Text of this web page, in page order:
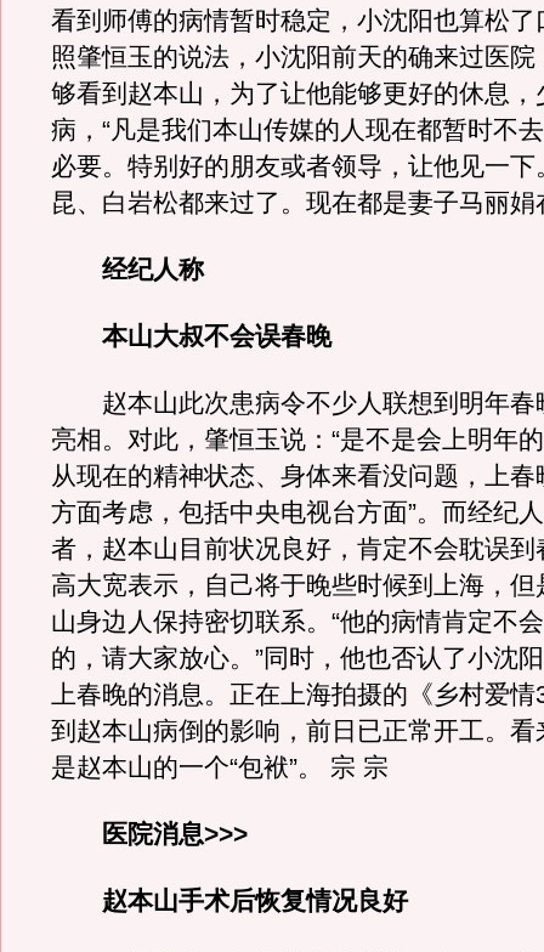
看到师傅的病情暂时稳定，小沈阳也算松了
照肇恒玉的说法，小沈阳前天的确来过医
够看到赵本山，为了让他能够更好的休息，
病，“凡是我们本山传媒的人现在都暂时不
必要。特别好的朋友或者领导，让他见一下
昆、白岩松都来过了。现在都是妻子马丽娟
经纪人称
本山大叔不会误春晚
赵本山此次患病令不少人联想到明年春
亮相。对此，肇恒玉说：“是不是会上明年
从现在的精神状态、身体来看没问题，上
方面考虑，包括中央电视台方面”。而经纪
者，赵本山目前状况良好，肯定不会耽误到
高大宽表示，自己将于晚些时候到上海，但
山身边人保持密切联系。“他的病情肯定不
的，请大家放心。”同时，他也否认了小沈
上春晚的消息。正在上海拍摄的《乡村爱情
到赵本山病倒的影响，前日已正常开工。看
是赵本山的一个“包袱”。 宗 宗
医院消息>>>
赵本山手术后恢复情况良好